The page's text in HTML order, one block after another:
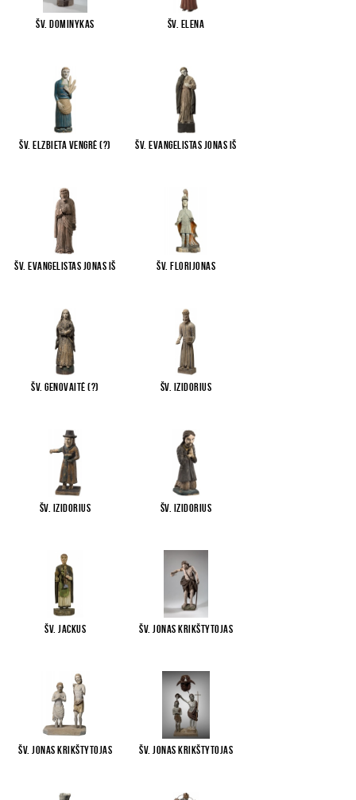
Šv. Dominykas Šv. Elena
Šv. Elzbieta Vengrė (?)
Šv. evangelistas Jonas iš
Šv. evangelistas Jonas iš
Šv. Florijonas
Šv. Genovaitė (?) Šv. Izidorius
Šv. Izidorius Šv. Izidorius
Šv. Jackus Šv. Jonas Krikštytojas
Šv. Jonas Krikštytojas
Šv. Jonas Krikštytojas